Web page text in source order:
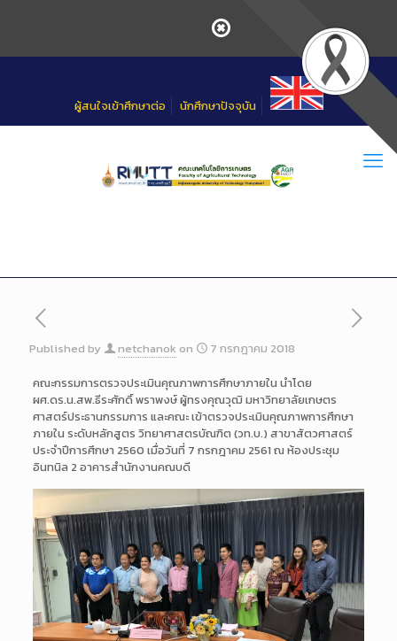
ผู้สนใจเข้าศึกษาต่อ นักศึกษาปัจจุบัน
Published by netchanok on 7 กรกฎาคม 2018
คณะกรรมการตรวจประเมินคุณภาพการศึกษาภายใน นำโดย
ผศ.ดร.น.สพ.ธีระศักดิ์ พราพงษ์ ผู้ทรงคุณวุฒิ มหาวิทยาลัยเกษตร
ศาสตร์ประธานกรรมการ และคณะ เข้าตรวจประเมินคุณภาพการศึกษา
ภายใน ระดับหลักสูตร วิทยาศาสตรบัณฑิต (วท.บ.) สาขาสัตวศาสตร์
ประจำปีการศึกษา 2560 เมื่อวันที่ 7 กรกฎาคม 2561 ณ ห้องประชุม
อินทนิล 2 อาคารสำนักงานคณบดี